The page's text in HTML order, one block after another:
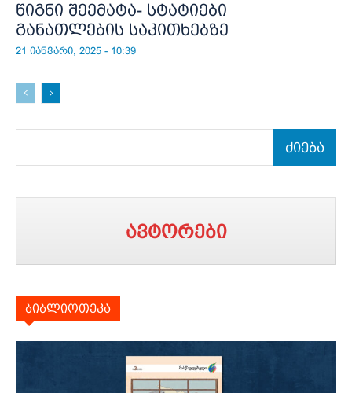
წიგნი შეემატა- სტატიები
განათლების საკითხებზე
21 იანვარი, 2025 - 10:39
ძიება
ავტორები
ბიბლიოთეკა